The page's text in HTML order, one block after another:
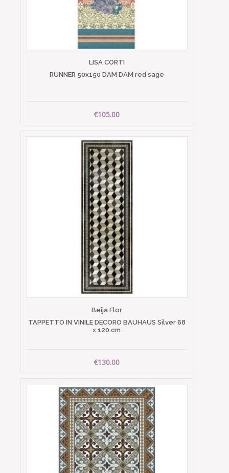
LISA CORTI
RUNNER 50x150 DAM DAM red sage
€105.00
Beija Flor
TAPPETTO IN VINILE DECORO BAUHAUS Silver 68
x 120 cm
€130.00